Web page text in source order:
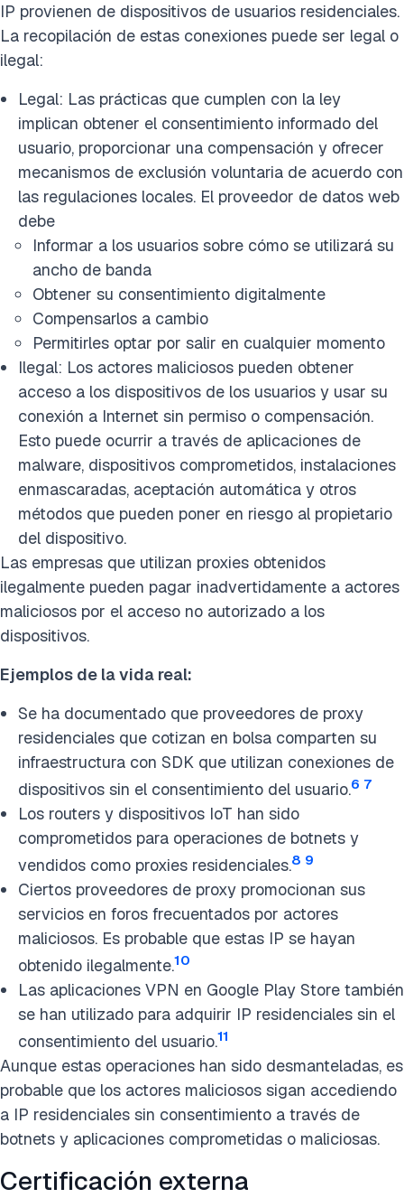
IP provienen de dispositivos de usuarios residenciales.
La recopilación de estas conexiones puede ser legal o
ilegal:
Legal: Las prácticas que cumplen con la ley
implican obtener el consentimiento informado del
usuario, proporcionar una compensación y ofrecer
mecanismos de exclusión voluntaria de acuerdo con
las regulaciones locales. El proveedor de datos web
debe
Informar a los usuarios sobre cómo se utilizará su
ancho de banda
Obtener su consentimiento digitalmente
Compensarlos a cambio
Permitirles optar por salir en cualquier momento
Ilegal: Los actores maliciosos pueden obtener
acceso a los dispositivos de los usuarios y usar su
conexión a Internet sin permiso o compensación.
Esto puede ocurrir a través de aplicaciones de
malware, dispositivos comprometidos, instalaciones
enmascaradas, aceptación automática y otros
métodos que pueden poner en riesgo al propietario
del dispositivo.
Las empresas que utilizan proxies obtenidos
ilegalmente pueden pagar inadvertidamente a actores
maliciosos por el acceso no autorizado a los
dispositivos.
Ejemplos de la vida real:
Se ha documentado que proveedores de proxy
residenciales que cotizan en bolsa comparten su
infraestructura con SDK que utilizan conexiones de
dispositivos sin el consentimiento del usuario.6 7
Los routers y dispositivos IoT han sido
comprometidos para operaciones de botnets y
vendidos como proxies residenciales.8 9
Ciertos proveedores de proxy promocionan sus
servicios en foros frecuentados por actores
maliciosos. Es probable que estas IP se hayan
obtenido ilegalmente.10
Las aplicaciones VPN en Google Play Store también
se han utilizado para adquirir IP residenciales sin el
consentimiento del usuario.11
Aunque estas operaciones han sido desmanteladas, es
probable que los actores maliciosos sigan accediendo
a IP residenciales sin consentimiento a través de
botnets y aplicaciones comprometidas o maliciosas.
Certificación externa